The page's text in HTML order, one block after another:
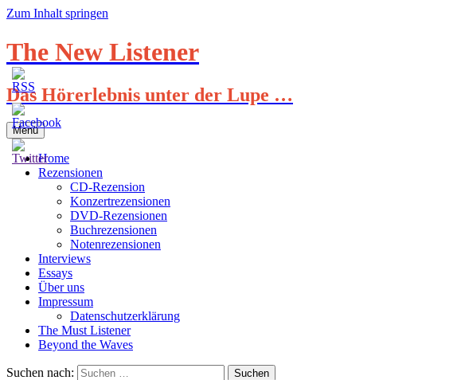
Zum Inhalt springen
The New Listener
Das Hörerlebnis unter der Lupe …
Menü
Home
Rezensionen
CD-Rezension
Konzertrezensionen
DVD-Rezensionen
Buchrezensionen
Notenrezensionen
Interviews
Essays
Über uns
Impressum
Datenschutzerklärung
The Must Listener
Beyond the Waves
Suchen nach: